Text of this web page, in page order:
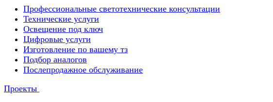
Профессиональные светотехнические консультации
Технические услуги
Освещение под ключ
Цифровые услуги
Изготовление по вашему тз
Подбор аналогов
Послепродажное обслуживание
Проекты